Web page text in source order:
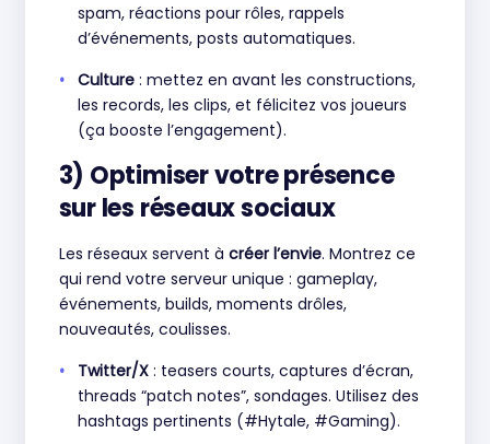
spam, réactions pour rôles, rappels
d’événements, posts automatiques.
Culture : mettez en avant les constructions,
les records, les clips, et félicitez vos joueurs
(ça booste l’engagement).
3) Optimiser votre présence
sur les réseaux sociaux
Les réseaux servent à créer l’envie. Montrez ce
qui rend votre serveur unique : gameplay,
événements, builds, moments drôles,
nouveautés, coulisses.
Twitter/X : teasers courts, captures d’écran,
threads “patch notes”, sondages. Utilisez des
hashtags pertinents (#Hytale, #Gaming).